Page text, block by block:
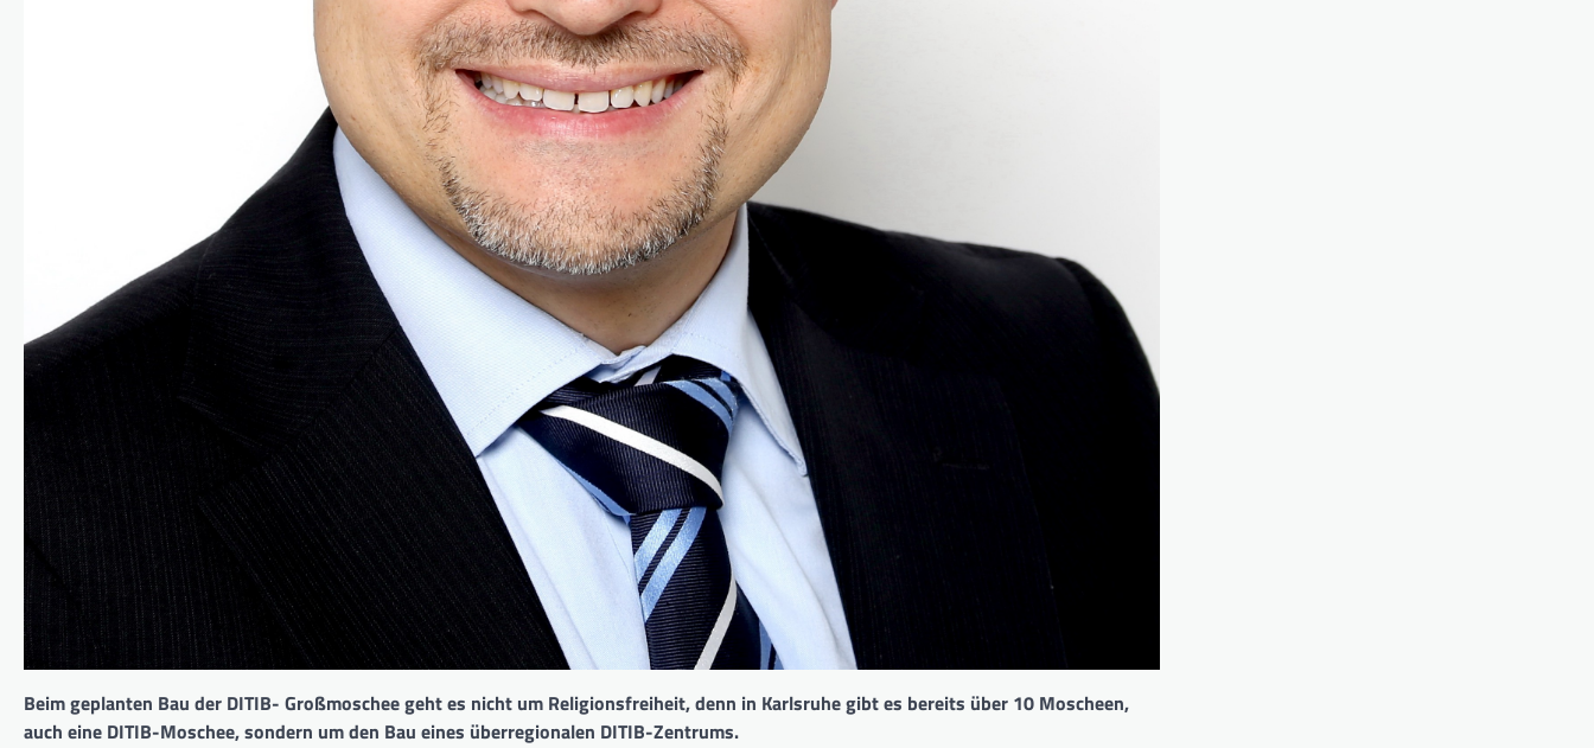
Beim geplanten Bau der DITIB- Großmoschee geht es nicht um Religionsfreiheit, denn in Karlsruhe gibt es bereits über 10 Moscheen,
auch eine DITIB-Moschee, sondern um den Bau eines überregionalen DITIB-Zentrums.